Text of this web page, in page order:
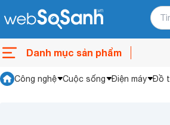
Danh mục sản phẩm
Công nghệ Cuộc sống Điện máy Đồ